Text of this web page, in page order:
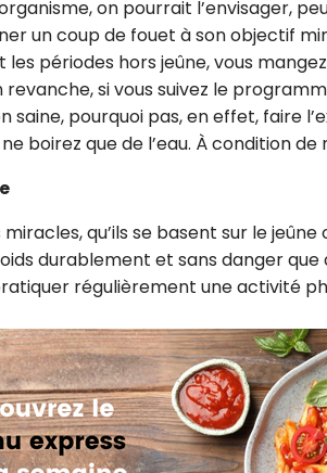
on pourrait l’envisager,
un coup de fouet à son objectif
périodes hors jeûne, vous
si vous suivez le
saine, pourquoi pas, en effet, faire
boirez que de l’eau. À condition
qu’ils se basent sur le jeûne
durablement et sans danger que
régulièrement une activité